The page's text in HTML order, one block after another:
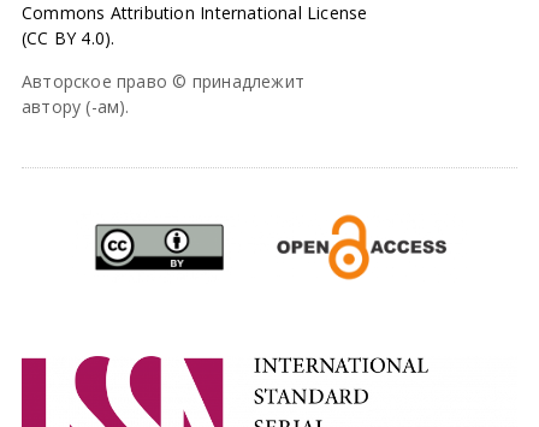
Commons Attribution International License
(CC BY 4.0).
Авторское право © принадлежит
автору (-ам).